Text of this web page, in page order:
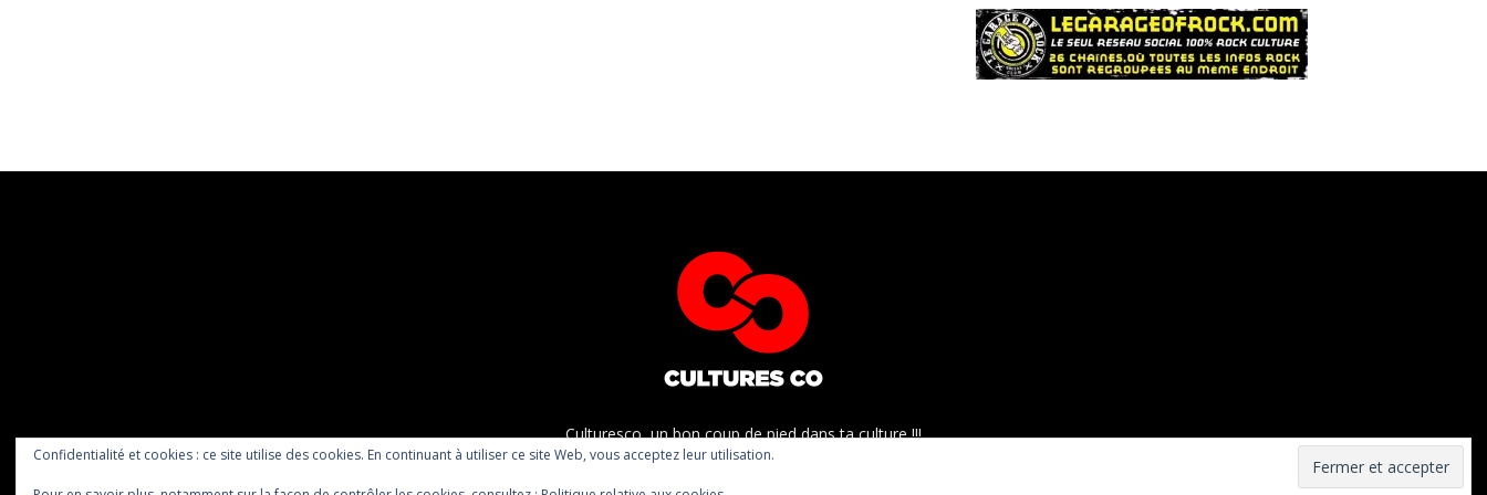
Culturesco, un bon coup de pied dans ta culture !!!
Confidentialité et cookies : ce site utilise des cookies. En continuant à utiliser ce site Web, vous acceptez leur utilisation.